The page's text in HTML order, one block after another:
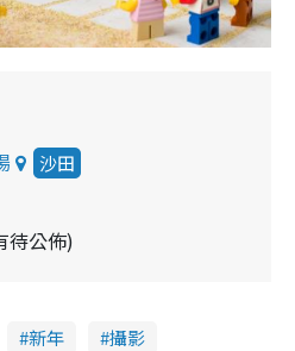
沙田
待公佈)
新年 攝影